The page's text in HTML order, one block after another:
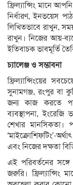
ফ্রিল্যান্সিং মানে
নির্ধারণ, ইনভয়েস
লিখিতভাবে রাখুন,
রাখুন। নিজের আয়-
ইতিবাচক ভাবমূর্তি
চ্যালেঞ্জ ও সম্ভাবনা
ফ্রিল্যান্সিংয়ের
সুনামগঞ্জ, রংপুর বা
জন্য কাজ করতে
ব্যবস্থাপনা,
শেখার মানসিকতা।
‘মাইক্রোশিফটিং’-
এবং নিজের দক্ষতা
এই পরিবর্তনের
জরুরি। ফ্রিল্যান্সিং